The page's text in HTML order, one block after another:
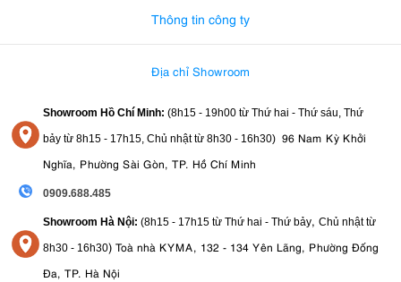
Thông tin công ty
Địa chỉ Showroom
Showroom Hồ Chí Minh: (8h15 - 19h00 từ Thứ hai - Thứ sáu, Thứ
bảy từ 8h15 - 17h15, Chủ nhật từ 8h30 - 16h30) 96 Nam Kỳ Khởi
Nghĩa, Phường Sài Gòn, TP. Hồ Chí Minh
0909.688.485
Showroom Hà Nội: (8h15 - 17h15 từ Thứ hai - Thứ bảy, Chủ nhật từ
8h30 - 16h30) Toà nhà KYMA, 132 - 134 Yên Lãng, Phường Đống
Đa, TP. Hà Nội